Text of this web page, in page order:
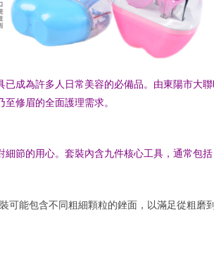
成為許多人日常美容的必備品。由東陽市大
修眉的全面護理需求。
節的用心。套裝內含九件核心工具，通常包括
可能包含不同粗細顆粒的銼面，以滿足從粗磨